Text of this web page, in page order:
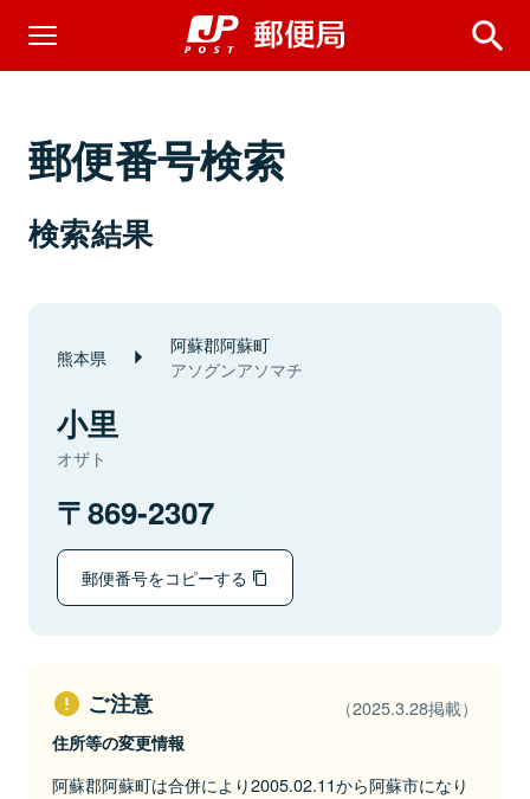
郵便番号検索
検索結果
熊本県 阿蘇郡阿蘇町
アソグンアソマチ
小里
オザト
869-2307
郵便番号をコピーする
ご注意 （2025.3.28掲載）
住所等の変更情報
阿蘇郡阿蘇町は合併により2005.02.11から阿蘇市になり